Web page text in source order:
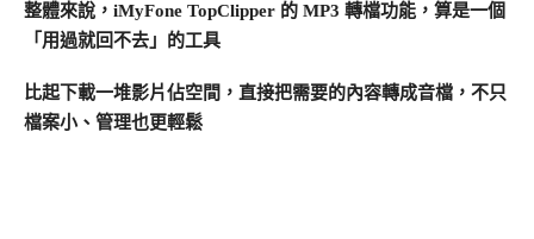
整體來說，iMyFone TopClipper 的 MP3 轉檔功能，算是一個
「用過就回不去」的工具
比起下載一堆影片佔空間，直接把需要的內容轉成音檔，不只
檔案小、管理也更輕鬆